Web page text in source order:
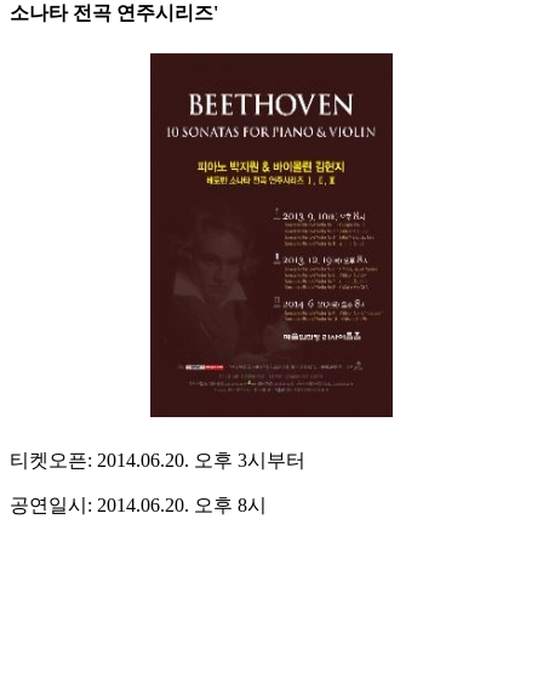
소나타 전곡 연주시리즈'
티켓오픈: 2014.06.20. 오후 3시부터
공연일시: 2014.06.20. 오후 8시